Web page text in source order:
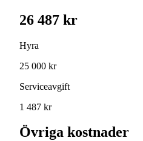
26 487 kr
Hyra
25 000 kr
Serviceavgift
1 487 kr
Övriga kostnader